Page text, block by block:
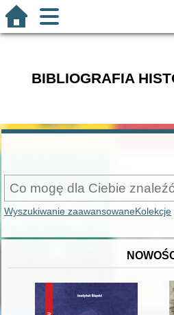
BIBLIOGRAFIA
Wyszukiwanie zaawansowaneKolekcje